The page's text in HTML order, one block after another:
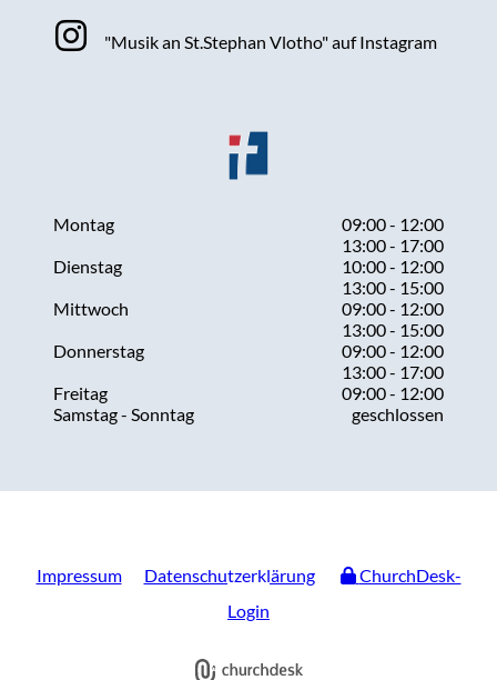
"Musik an St.Stephan Vlotho" auf Instagram
Montag
09:00 - 12:00
13:00 - 17:00
Dienstag
10:00 - 12:00
13:00 - 15:00
Mittwoch
09:00 - 12:00
13:00 - 15:00
Donnerstag
09:00 - 12:00
13:00 - 17:00
Freitag
09:00 - 12:00
Samstag - Sonntag
geschlossen
Impressum Datenschutzerklärung
ChurchDesk-
Login